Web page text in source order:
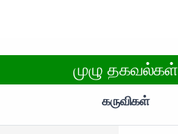
முழு தகவல்கள்
கருவிகள்